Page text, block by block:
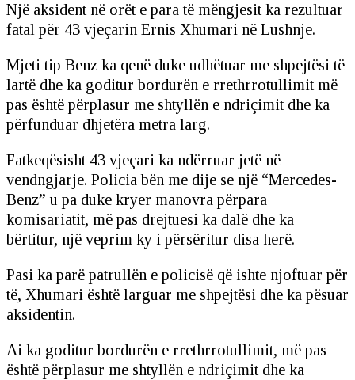
Një aksident në orët e para të mëngjesit ka rezultuar
fatal për 43 vjeçarin Ernis Xhumari në Lushnje.
Mjeti tip Benz ka qenë duke udhëtuar me shpejtësi të
lartë dhe ka goditur bordurën e rrethrrotullimit më
pas është përplasur me shtyllën e ndriçimit dhe ka
përfunduar dhjetëra metra larg.
Fatkeqësisht 43 vjeçari ka ndërruar jetë në
vendngjarje. Policia bën me dije se një “Mercedes-
Benz” u pa duke kryer manovra përpara
komisariatit, më pas drejtuesi ka dalë dhe ka
bërtitur, një veprim ky i përsëritur disa herë.
Pasi ka parë patrullën e policisë që ishte njoftuar për
të, Xhumari është larguar me shpejtësi dhe ka pësuar
aksidentin.
Ai ka goditur bordurën e rrethrrotullimit, më pas
është përplasur me shtyllën e ndriçimit dhe ka